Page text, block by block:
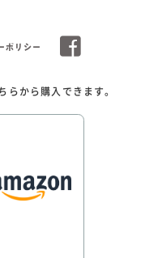
ポリシー
から購入できます。